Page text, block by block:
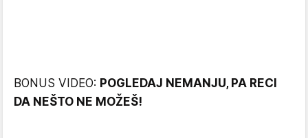
BONUS VIDEO: POGLEDAJ NEMANJU, PA RECI
DA NEŠTO NE MOŽEŠ!